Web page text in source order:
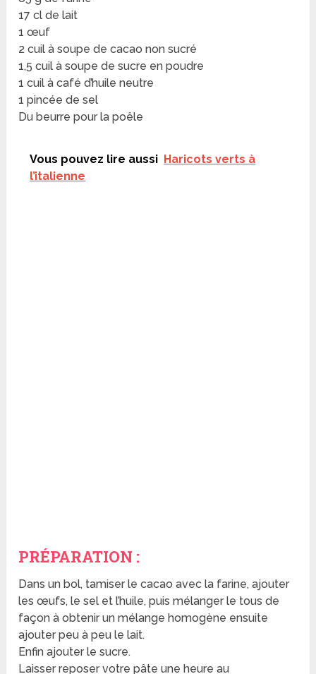
17 cl de lait
1 œuf
2 cuil à soupe de cacao non sucré
1,5 cuil à soupe de sucre en poudre
1 cuil à café d’huile neutre
1 pincée de sel
Du beurre pour la poêle
Vous pouvez lire aussi Haricots verts à
l’italienne
PRÉPARATION :
Dans un bol, tamiser le cacao avec la farine, ajouter
les œufs, le sel et l’huile, puis mélanger le tous de
façon à obtenir un mélange homogène ensuite
ajouter peu à peu le lait.
Enfin ajouter le sucre.
Laisser reposer votre pâte une heure au